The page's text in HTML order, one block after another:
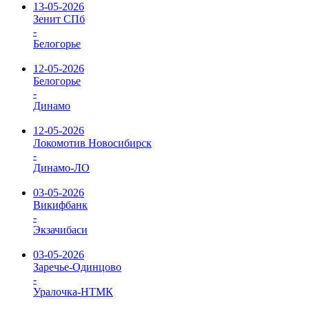
13-05-2026
Зенит СПб
-
Белогорье
12-05-2026
Белогорье
-
Динамо
12-05-2026
Локомотив Новосибирск
-
Динамо-ЛО
03-05-2026
Викифбанк
-
Экзачибаси
03-05-2026
Заречье-Одинцово
-
Уралочка-НТМК